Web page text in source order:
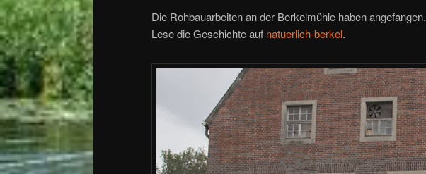
Die Rohbauarbeiten an der Berkelmühle haben angefangen.
Lese die Geschichte auf natuerlich-berkel.